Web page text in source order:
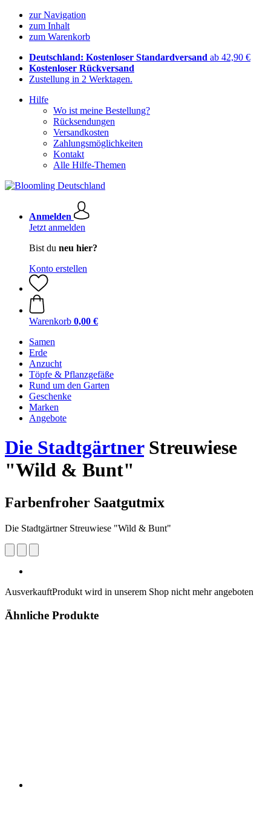
zur Navigation
zum Inhalt
zum Warenkorb
Deutschland: Kostenloser Standardversand ab 42,90 €
Kostenloser Rückversand
Zustellung in 2 Werktagen.
Hilfe
Wo ist meine Bestellung?
Rücksendungen
Versandkosten
Zahlungsmöglichkeiten
Kontakt
Alle Hilfe-Themen
Anmelden
Jetzt anmelden
Bist du neu hier?
Konto erstellen
Warenkorb 0,00 €
Samen
Erde
Anzucht
Töpfe & Pflanzgefäße
Rund um den Garten
Geschenke
Marken
Angebote
Die StadtgärtnerStreuwiese
"Wild & Bunt"
Farbenfroher Saatgutmix
Die Stadtgärtner Streuwiese "Wild & Bunt"
AusverkauftProdukt wird in unserem Shop nicht mehr angeboten
Ähnliche Produkte